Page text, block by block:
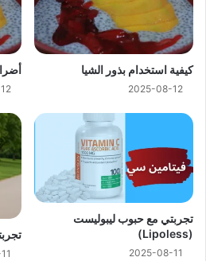
كيفية استخدام بذور الشيا
2025-08-12
تجربتي مع حبوب ليبوليست
(Lipoless)
2025-08-11